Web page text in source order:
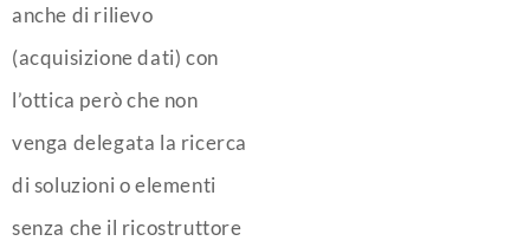
anche di rilievo
(acquisizione dati) con
l’ottica però che non
venga delegata la ricerca
di soluzioni o elementi
senza che il ricostruttore